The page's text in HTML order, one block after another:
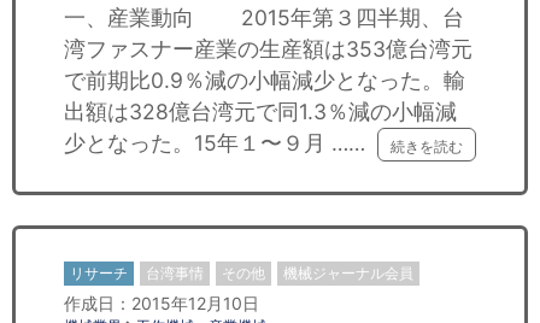
一、産業動向 2015年第３四半期、台
湾ファスナー産業の生産額は353億台湾元
で前期比0.9％減の小幅減少となった。輸
出額は328億台湾元で同1.3％減の小幅減
少となった。15年１〜９月 ……
続きを読む
リサーチ 台湾事情 その他 機械ジャーナル会員
作成日：2015年12月10日